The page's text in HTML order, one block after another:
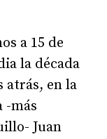
a 15 de
la década
atrás, en la
-más
Juan